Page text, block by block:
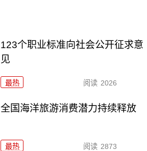
123个职业标准向社会公开征求意
见
最热 阅读 2026
全国海洋旅游消费潜力持续释放
最热 阅读 2873